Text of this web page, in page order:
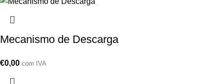
Mecanismo de Descarga
€0,00 com IVA